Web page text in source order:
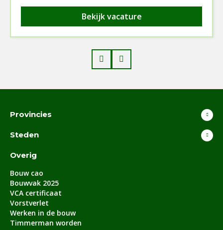
Bekijk vacature
Prev
Provincies
Steden
Overig
Bouw cao
Bouwvak 2025
VCA certificaat
Vorstverlet
Werken in de bouw
Timmerman worden